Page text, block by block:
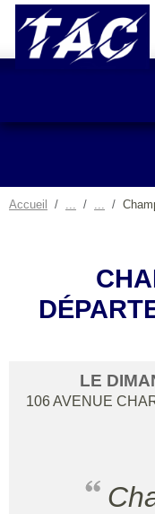
Accueil
LE
106 AVENUE
Championnats
Panneau de gestion des